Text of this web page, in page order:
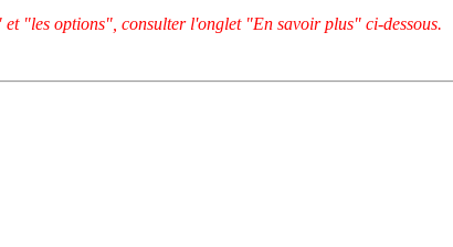
"les options", consulter l'onglet "En savoir plus" ci-dessous.